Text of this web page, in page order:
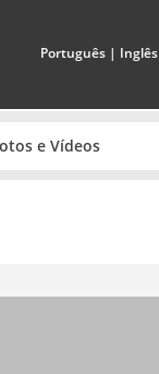
Português | Inglês